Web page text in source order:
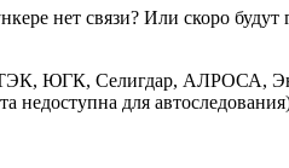
нет связи? Или скоро
ЮГК, Селигдар, АЛРОСА,
недоступна для